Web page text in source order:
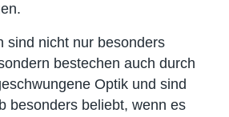
sind nicht nur besonders
bestechen auch durch
Optik und sind
besonders beliebt, wenn es